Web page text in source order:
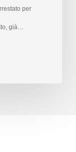
per
già…